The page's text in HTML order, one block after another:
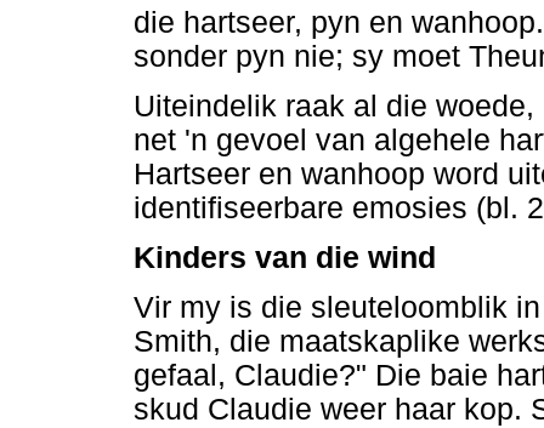
die hartseer, pyn en
sonder pyn nie; sy moet
Uiteindelik raak al die
net 'n gevoel van algehele
Hartseer en wanhoop word
identifiseerbare emosies (bl.
Kinders van die wind
Vir my is die sleuteloomblik
Smith, die maatskaplike
gefaal, Claudie?" Die baie
skud Claudie weer haar kop.